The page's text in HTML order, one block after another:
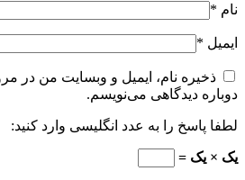
نام *
ایمیل *
ذخیره نام، ایمیل و وبسایت من در
دوباره دیدگاهی می‌نویسم.
لطفا پاسخ را به عدد انگلیسی وارد کنید:
یک × یک =